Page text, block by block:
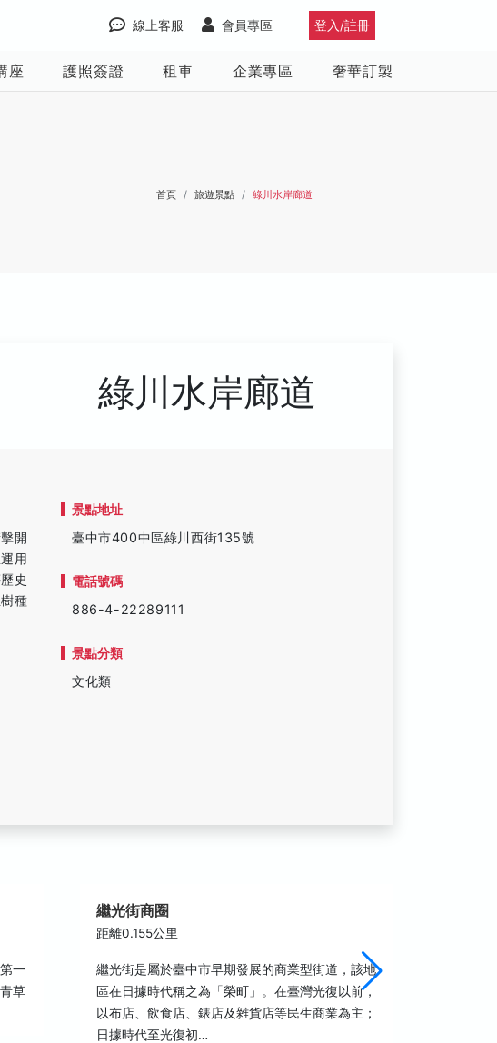
登入/註冊
會員專區
線上客服
座 護照簽證 租車 企業專區 奢華訂製
首頁 旅遊景點 綠川水岸廊道
綠川水岸廊道
開
用
史
種
景點地址
臺中市400中區綠川西街135號
電話號碼
886-4-22289111
景點分類
文化類
一
草
繼光街商圈
距離0.155公里
繼光街是屬於臺中市早期發展的商業型街道，該地
區在日據時代稱之為「榮町」。在臺灣光復以前，
以布店、飲食店、錶店及雜貨店等民生商業為主；
日據時代至光復初…